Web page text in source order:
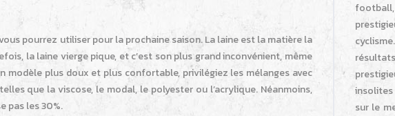
pourrez utiliser pour la prochaine saison. La laine est la matière la
la laine vierge pique, et c’est son plus grand inconvénient, même
modèle plus doux et plus confortable, privilégiez les mélanges avec
que la viscose, le modal, le polyester ou l’acrylique. Néanmoins,
pas les 30%.
sur le